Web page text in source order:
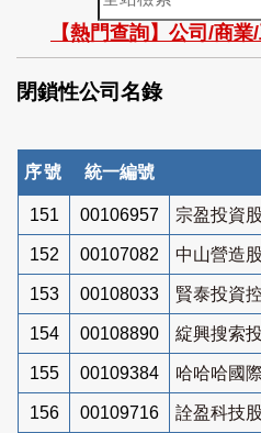
站
檢
索
【熱門查詢】公司/商
閉鎖性公司名錄
序號 統一編號
151 00106957 宗盈投資
152 00107082 中山營造
153 00108033 賢泰投資
154 00108890 綻興搜索
155 00109384 哈哈哈國
156 00109716 詮盈科技